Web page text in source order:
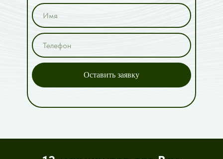
Оставить заявку